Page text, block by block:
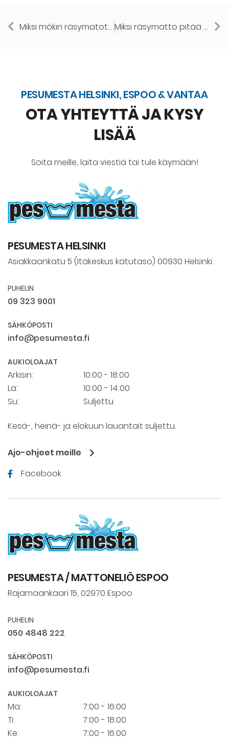
Miksi mökin räsymatot kannattaa pestä ammattipesulassa? Miksi räsymatto pitää pestä ammattipesulassa eikä kotikoneessa?
PESUMESTA HELSINKI, ESPOO & VANTAA
OTA YHTEYTTÄ JA KYSY
LISÄÄ
Soita meille, laita viestiä tai tule käymään!
PESUMESTA HELSINKI
Asiakkaankatu 5 (Itäkeskus katutaso) 00930 Helsinki
PUHELIN
09 323 9001
SÄHKÖPOSTI
info@pesumesta.fi
AUKIOLOAJAT
Arkisin:
10:00 - 18:00
La:
10:00 - 14:00
Su:
Suljettu
Kesä-, heinä- ja elokuun lauantait suljettu.
Ajo-ohjeet meille
Facebook
PESUMESTA / MATTONELIÖ ESPOO
Rajamaankaari 15, 02970 Espoo
PUHELIN
050 4848 222
SÄHKÖPOSTI
info@pesumesta.fi
AUKIOLOAJAT
Ma:
7:00 - 16:00
Ti:
7:00 - 18:00
Ke:
7:00 - 16:00